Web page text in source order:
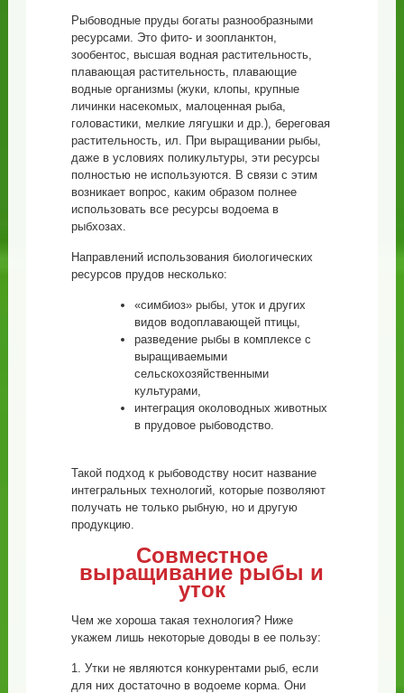
Рыбоводные пруды богаты разнообразными
ресурсами. Это фито- и зоопланктон,
зообентос, высшая водная растительность,
плавающая растительность, плавающие
водные организмы (жуки, клопы, крупные
личинки насекомых, малоценная рыба,
головастики, мелкие лягушки и др.), береговая
растительность, ил. При выращивании рыбы,
даже в условиях поликультуры, эти ресурсы
полностью не используются. В связи с этим
возникает вопрос, каким образом полнее
использовать все ресурсы водоема в
рыбхозах.
Направлений использования биологических
ресурсов прудов несколько:
«симбиоз» рыбы, уток и других
видов водоплавающей птицы,
разведение рыбы в комплексе с
выращиваемыми
сельскохозяйственными
культурами,
интеграция околоводных животных
в прудовое рыбоводство.
Такой подход к рыбоводству носит название
интегральных технологий, которые позволяют
получать не только рыбную, но и другую
продукцию.
Совместное
выращивание рыбы и
уток
Чем же хороша такая технология? Ниже
укажем лишь некоторые доводы в ее пользу:
1. Утки не являются конкурентами рыб, если
для них достаточно в водоеме корма. Они